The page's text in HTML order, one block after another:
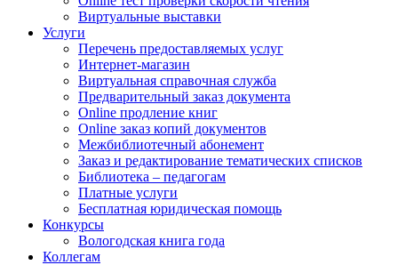
Виртуальные выставки
Услуги
Перечень предоставляемых услуг
Интернет-магазин
Виртуальная справочная служба
Предварительный заказ документа
Online продление книг
Online заказ копий документов
Межбиблиотечный абонемент
Заказ и редактирование тематических списков
Библиотека – педагогам
Платные услуги
Бесплатная юридическая помощь
Конкурсы
Вологодская книга года
Коллегам